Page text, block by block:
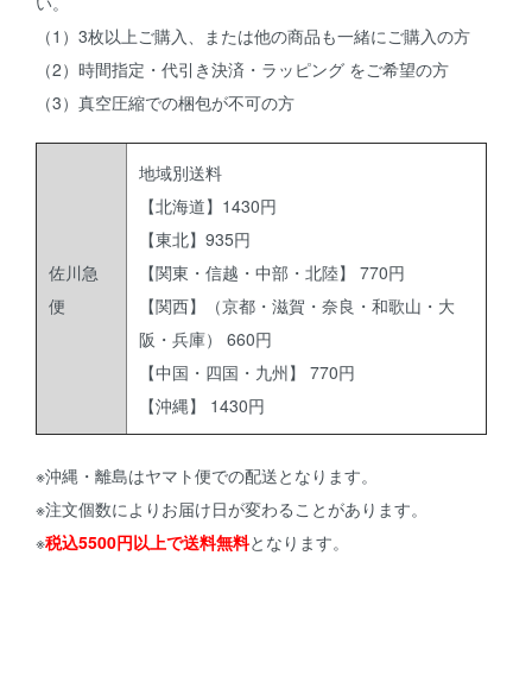
（1）3枚以上ご購入、または他の商品も一緒にご購入の方
（2）時間指定・代引き決済・ラッピング をご希望の方
（3）真空圧縮での梱包が不可の方
佐川急
便
地域別送料
【北海道】1430円
【東北】935円
【関東・信越・中部・北陸】 770円
【関西】（京都・滋賀・奈良・和歌山・大
阪・兵庫） 660円
【中国・四国・九州】 770円
【沖縄】 1430円
※沖縄・離島はヤマト便での配送となります。
※注文個数によりお届け日が変わることがあります。
※税込5500円以上で送料無料となります。